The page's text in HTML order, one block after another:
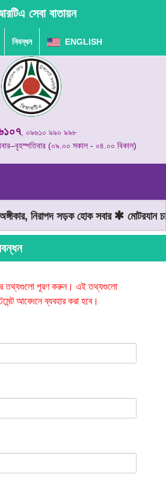
সেবা বাতায়ন
নিবন্ধন ENGLISH
, ০৯৬১০ ৯৯০ ৯৯৮
(০৯.০০ সকাল - ০৪.০০ বিকাল)
নিরাপদ সড়ক হোক সবার মোটরযান
তথ্যগুলো পূরণ করুন। এই তথ্যগুলো
আবেদনে ব্যবহার করা হবে।